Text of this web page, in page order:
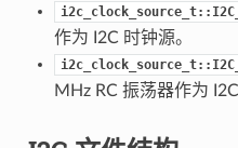
作为 I2C 时钟源。
MHz RC 振荡器作为